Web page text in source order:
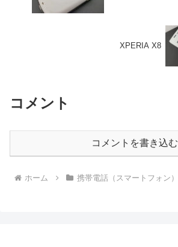
XPERIA X8
コメント
コメントを書き込む
ホーム 携帯電話（スマートフォン）